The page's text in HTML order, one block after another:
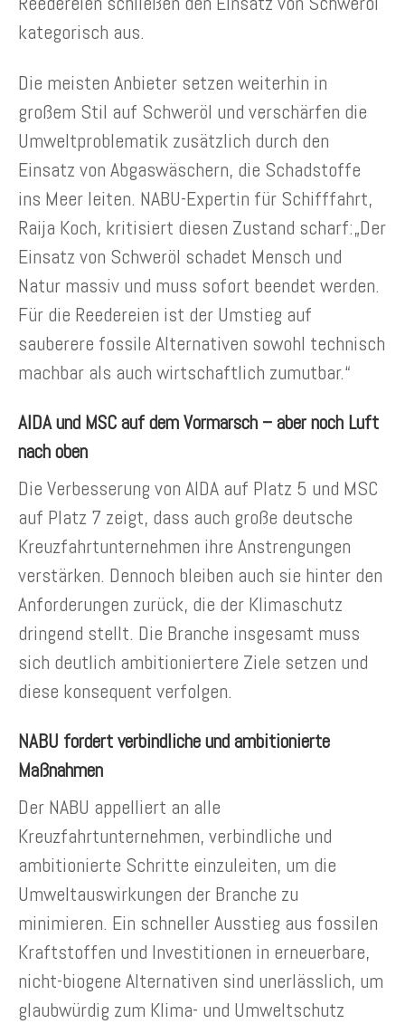
kategorisch aus.
Die meisten Anbieter setzen weiterhin in
großem Stil auf Schweröl und verschärfen die
Umweltproblematik zusätzlich durch den
Einsatz von Abgaswäschern, die Schadstoffe
ins Meer leiten. NABU-Expertin für Schifffahrt,
Raija Koch, kritisiert diesen Zustand scharf:„Der
Einsatz von Schweröl schadet Mensch und
Natur massiv und muss sofort beendet werden.
Für die Reedereien ist der Umstieg auf
sauberere fossile Alternativen sowohl technisch
machbar als auch wirtschaftlich zumutbar.“
AIDA und MSC auf dem Vormarsch – aber noch Luft
nach oben
Die Verbesserung von AIDA auf Platz 5 und MSC
auf Platz 7 zeigt, dass auch große deutsche
Kreuzfahrtunternehmen ihre Anstrengungen
verstärken. Dennoch bleiben auch sie hinter den
Anforderungen zurück, die der Klimaschutz
dringend stellt. Die Branche insgesamt muss
sich deutlich ambitioniertere Ziele setzen und
diese konsequent verfolgen.
NABU fordert verbindliche und ambitionierte
Maßnahmen
Der NABU appelliert an alle
Kreuzfahrtunternehmen, verbindliche und
ambitionierte Schritte einzuleiten, um die
Umweltauswirkungen der Branche zu
minimieren. Ein schneller Ausstieg aus fossilen
Kraftstoffen und Investitionen in erneuerbare,
nicht-biogene Alternativen sind unerlässlich, um
glaubwürdig zum Klima- und Umweltschutz